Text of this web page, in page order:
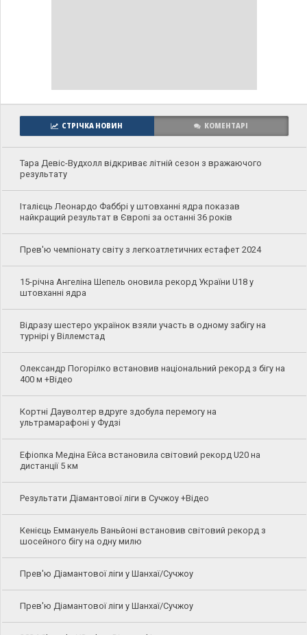
СТРІЧКА НОВИН КОМЕНТАРІ
Тара Девіс-Вудхолл відкриває літній сезон з вражаючого
результату
Італієць Леонардо Фаббрі у штовханні ядра показав
найкращий результат в Європі за останні 36 років
Прев'ю чемпіонату світу з легкоатлетичних естафет 2024
15-річна Ангеліна Шепель оновила рекорд України U18 у
штовханні ядра
Відразу шестеро українок взяли участь в одному забігу на
турнірі у Віллемстад
Олександр Погорілко встановив національний рекорд з бігу на
400 м +Відео
Кортні Дауволтер вдруге здобула перемогу на
ультрамарафоні у Фудзі
Ефіопка Медіна Ейса встановила світовий рекорд U20 на
дистанції 5 км
Результати Діамантової ліги в Сучжоу +Відео
Кенієць Еммануель Ваньйоні встановив світовий рекорд з
шосейного бігу на одну милю
Прев'ю Діамантової ліги у Шанхаї/Сучжоу
Прев'ю Діамантової ліги у Шанхаї/Сучжоу